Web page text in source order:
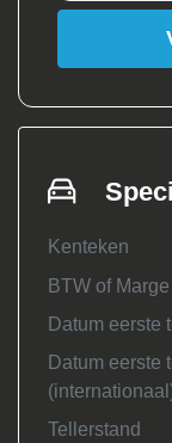
Kenteken
BTW of Marge
Datum eerste
Datum eerste
Tellerstand